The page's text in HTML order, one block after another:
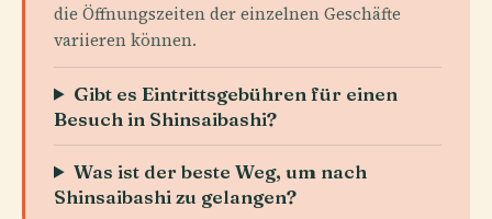
die Öffnungszeiten der einzelnen Geschäfte
variieren können.
Gibt es Eintrittsgebühren für einen
Besuch in Shinsaibashi?
Was ist der beste Weg, um nach
Shinsaibashi zu gelangen?